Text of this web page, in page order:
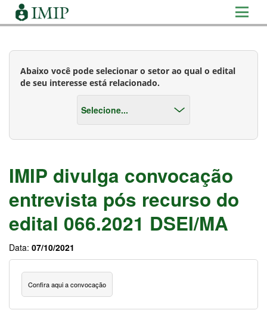
Abaixo você pode selecionar o setor ao qual o edital
de seu interesse está relacionado.
IMIP divulga convocação
entrevista pós recurso do
edital 066.2021 DSEI/MA
Data: 07/10/2021
Confira aqui a convocação